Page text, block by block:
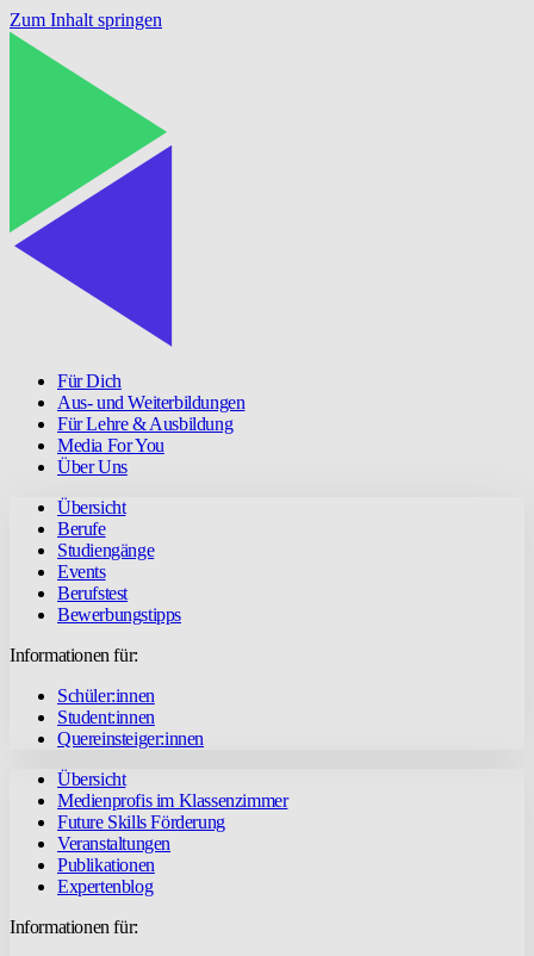
Zum Inhalt springen
Für Dich
Aus- und Weiterbildungen
Für Lehre & Ausbildung
Media For You
Über Uns
Übersicht
Berufe
Studiengänge
Events
Berufstest
Bewerbungstipps
Informationen für:
Schüler:innen
Student:innen
Quereinsteiger:innen
Übersicht
Medienprofis im Klassenzimmer
Future Skills Förderung
Veranstaltungen
Publikationen
Expertenblog
Informationen für: